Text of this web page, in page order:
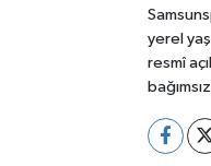
yerel
resmî